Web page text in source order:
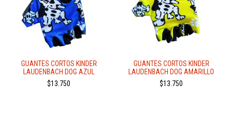
GUANTES CORTOS KINDER
LAUDENBACH DOG AZUL
$13.750
GUANTES CORTOS KINDER
LAUDENBACH DOG AMARILLO
$13.750